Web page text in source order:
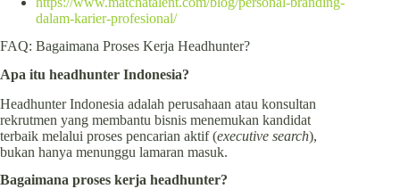
dalam-karier-profesional/
FAQ: Bagaimana Proses Kerja Headhunter?
Apa itu headhunter Indonesia?
Headhunter Indonesia adalah perusahaan atau konsultan
rekrutmen yang membantu bisnis menemukan kandidat
terbaik melalui proses pencarian aktif (executive search),
bukan hanya menunggu lamaran masuk.
Bagaimana proses kerja headhunter?